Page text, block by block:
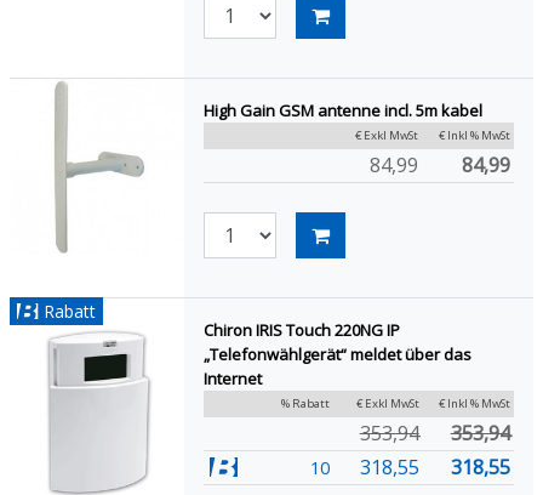
High Gain GSM antenne incl. 5m kabel
€ Exkl MwSt € Inkl % MwSt
84,99 84,99
Rabatt
Chiron IRIS Touch 220NG IP
„Telefonwählgerät“ meldet über das
Internet
% Rabatt € Exkl MwSt € Inkl % MwSt
353,94 353,94
10 318,55 318,55